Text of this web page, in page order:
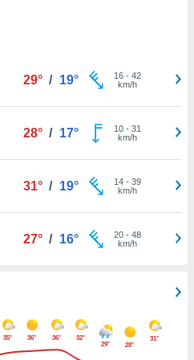
29° / 19° 16- 42
km/h
28° / 17° 10- 31
km/h
31° / 19° 14- 39
km/h
27° / 16° 20- 48
km/h
35° 36° 36°
32°
29°
28°
31°